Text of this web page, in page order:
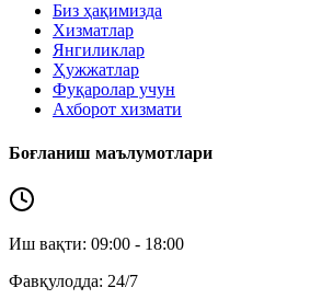
Биз ҳақимизда
Хизматлар
Янгиликлар
Ҳужжатлар
Фуқаролар учун
Ахборот хизмати
Боғланиш маълумотлари
Иш вақти: 09:00 - 18:00
Фавқулодда: 24/7